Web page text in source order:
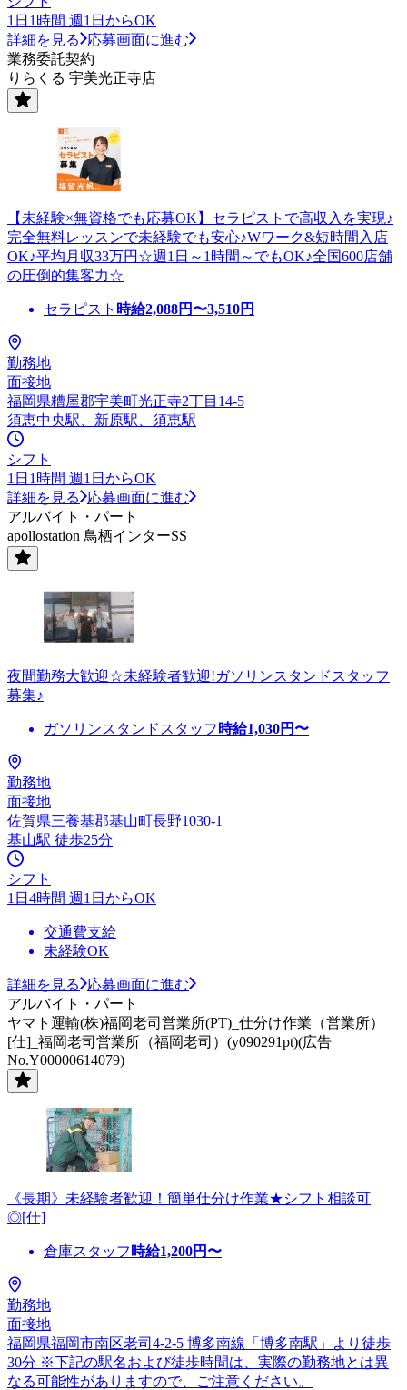
1日1時間 週1日からOK
詳細を見る
応募画面に進む
業務委託契約
りらくる 宇美光正寺店
【未経験×無資格でも応募OK】セラピストで高収入を実現♪
完全無料レッスンで未経験でも安心♪Wワーク&短時間入店
OK♪平均月収33万円☆週1日～1時間～でもOK♪全国600店舗
の圧倒的集客力☆
セラピスト 時給2,088円〜3,510円
勤務地
面接地
福岡県糟屋郡宇美町光正寺2丁目14-5
須恵中央駅、新原駅、須恵駅
シフト
1日1時間 週1日からOK
詳細を見る
応募画面に進む
アルバイト・パート
apollostation 鳥栖インターSS
夜間勤務大歓迎☆未経験者歓迎!ガソリンスタンドスタッフ
募集♪
ガソリンスタンドスタッフ 時給1,030円〜
勤務地
面接地
佐賀県三養基郡基山町長野1030-1
基山駅 徒歩25分
シフト
1日4時間 週1日からOK
交通費支給
未経験OK
詳細を見る
応募画面に進む
アルバイト・パート
ヤマト運輸(株)福岡老司営業所(PT)_仕分け作業（営業所）
[仕]_福岡老司営業所（福岡老司）(y090291pt)(広告
No.Y00000614079)
《長期》未経験者歓迎！簡単仕分け作業★シフト相談可
◎[仕]
倉庫スタッフ 時給1,200円〜
勤務地
面接地
福岡県福岡市南区老司4-2-5 博多南線「博多南駅」より徒歩
30分 ※下記の駅名および徒歩時間は、実際の勤務地とは異
なる可能性がありますので、ご注意ください。